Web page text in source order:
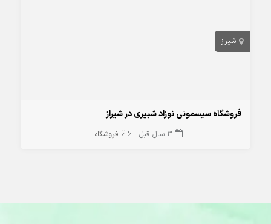
شیراز
فروشگاه سیسمونی نوزاد شبیری در شیراز
3 سال قبل فروشگاه